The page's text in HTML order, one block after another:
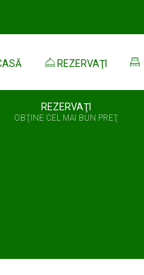
REZERVAŢI
REZERVAŢI
OBŢINE CEL MAI BUN PREŢ